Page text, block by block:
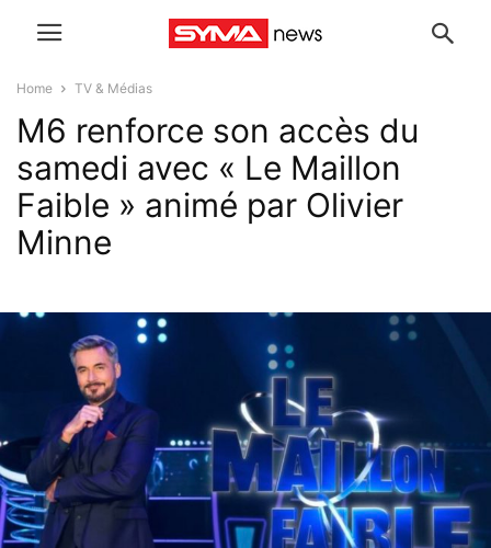
Home TV & Médias
M6 renforce son accès du
samedi avec « Le Maillon
Faible » animé par Olivier
Minne